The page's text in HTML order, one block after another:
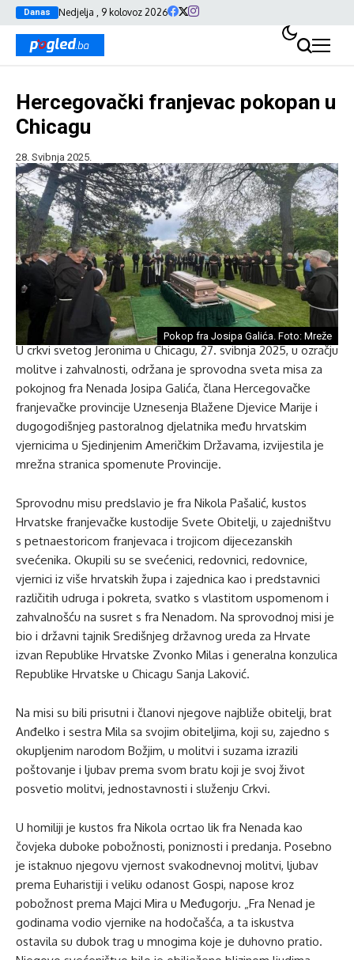
Danas Nedjelja , 9 kolovoz 2026
Hercegovački franjevac pokopan u
Chicagu
28. Svibnja 2025.
Pokop fra Josipa Galića. Foto: Mreže
U crkvi svetog Jeronima u Chicagu, 27. svibnja 2025, u ozračju
molitve i zahvalnosti, održana je sprovodna sveta misa za
pokojnog fra Nenada Josipa Galića, člana Hercegovačke
franjevačke provincije Uznesenja Blažene Djevice Marije i
dugogodišnjeg pastoralnog djelatnika među hrvatskim
vjernicima u Sjedinjenim Američkim Državama, izvijestila je
mrežna stranica spomenute Provincije.
Sprovodnu misu predslavio je fra Nikola Pašalić, kustos
Hrvatske franjevačke kustodije Svete Obitelji, u zajedništvu
s petnaestoricom franjevaca i trojicom dijecezanskih
svećenika. Okupili su se svećenici, redovnici, redovnice,
vjernici iz više hrvatskih župa i zajednica kao i predstavnici
različitih udruga i pokreta, svatko s vlastitom uspomenom i
zahvalnošću na susret s fra Nenadom. Na sprovodnoj misi je
bio i državni tajnik Središnjeg državnog ureda za Hrvate
izvan Republike Hrvatske Zvonko Milas i generalna konzulica
Republike Hrvatske u Chicagu Sanja Laković.
Na misi su bili prisutni i članovi njegove najbliže obitelji, brat
Anđelko i sestra Mila sa svojim obiteljima, koji su, zajedno s
okupljenim narodom Božjim, u molitvi i suzama izrazili
poštovanje i ljubav prema svom bratu koji je svoj život
posvetio molitvi, jednostavnosti i služenju Crkvi.
U homiliji je kustos fra Nikola ocrtao lik fra Nenada kao
čovjeka duboke pobožnosti, poniznosti i predanja. Posebno
je istaknuo njegovu vjernost svakodnevnoj molitvi, ljubav
prema Euharistiji i veliku odanost Gospi, napose kroz
pobožnost prema Majci Mira u Međugorju. „Fra Nenad je
godinama vodio vjernike na hodočašća, a ta iskustva
ostavila su dubok trag u mnogima koje je duhovno pratio.